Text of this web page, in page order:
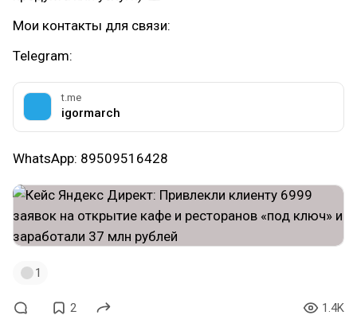
Мои контакты для связи:
Telegram:
t.me
igormarch
WhatsApp: 89509516428
1
2 1.4K